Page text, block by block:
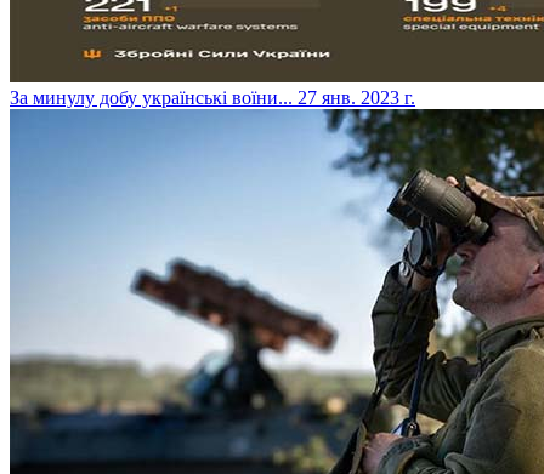
​За минулу добу українські воїни... 27 янв. 2023 г.